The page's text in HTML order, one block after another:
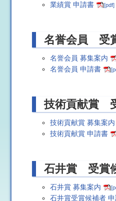
業績賞 申請書 [pdf]
名誉会員 受
名誉会員 募集案内
名誉会員 申請書
技術貢献賞
技術貢献賞 募集案内
技術貢献賞 申請書
石井賞 受賞
石井賞 募集案内
石井賞受賞候補者